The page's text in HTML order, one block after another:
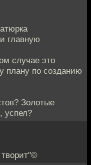
главную
случае это
плану по созданию
Золотые
успел?